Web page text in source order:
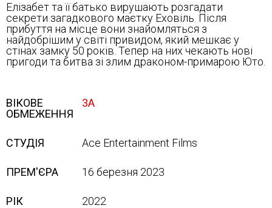
Елізабет та її батько вирушають розгадати
секрети загадкового маєтку Еховіль. Після
прибуття на місце вони знайомляться з
найдобрішим у світі привидом, який мешкає у
стінах замку 50 років. Тепер на них чекають нові
пригоди та битва зі злим драконом-примарою Юто.
ВІКОВЕ
ОБМЕЖЕННЯ
3А
СТУДІЯ Ace Entertainment Films
ПРЕМ'ЄРА 16 березня 2023
РІК 2022